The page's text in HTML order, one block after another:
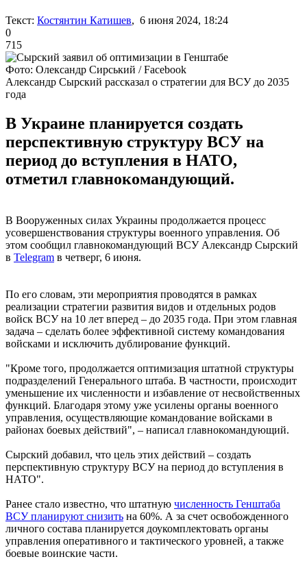
Текст: Костянтин Катишев, 6 июня 2024, 18:24
0
715
Фото: Олександр Сирський / Facebook
Александр Сырский рассказал о стратегии для ВСУ до 2035
года
В Украине планируется создать
перспективную структуру ВСУ на
период до вступления в НАТО,
отметил главнокомандующий.
В Вооруженных силах Украины продолжается процесс
усовершенствования структуры военного управления. Об
этом сообщил главнокомандующий ВСУ Александр Сырский
в Telegram в четверг, 6 июня.
По его словам, эти мероприятия проводятся в рамках
реализации стратегии развития видов и отдельных родов
войск ВСУ на 10 лет вперед – до 2035 года. При этом главная
задача – сделать более эффективной систему командования
войсками и исключить дублирование функций.
"Кроме того, продолжается оптимизация штатной структуры
подразделений Генерального штаба. В частности, происходит
уменьшение их численности и избавление от несвойственных
функций. Благодаря этому уже усилены органы военного
управления, осуществляющие командование войсками в
районах боевых действий", – написал главнокомандующий.
Сырский добавил, что цель этих действий – создать
перспективную структуру ВСУ на период до вступления в
НАТО".
Ранее стало известно, что штатную численность Генштаба
ВСУ планируют снизить на 60%. А за счет освобожденного
личного состава планируется доукомплектовать органы
управления оперативного и тактического уровней, а также
боевые воинские части.